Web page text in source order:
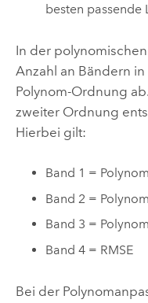
besten passende
In der
Anzahl an Bändern
Polynom-Ordnung
zweiter Ordnung
Hierbei gilt:
Band 1 =
Band 2 =
Band 3 =
Band 4 = RMSE
Bei der